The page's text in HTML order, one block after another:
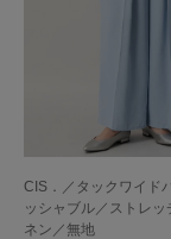
CIS．／タックワイド
ッシャブル／ストレッ
ネン／無地